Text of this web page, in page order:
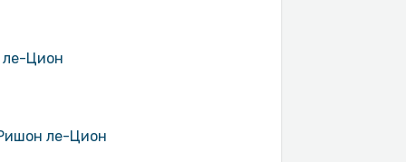
ле-Цион
ле-Цион